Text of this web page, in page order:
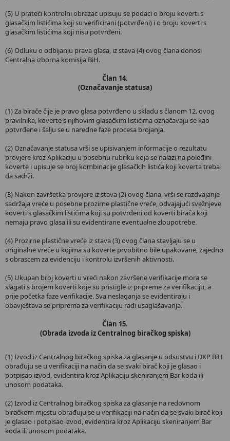
(5) U prateći kontrolni obrazac upisuju se podaci o broju koverti s
glasačkim listićima koji su verificirani (potvrđeni) i o broju koverti s
glasačkim listićima koji nisu potvrđeni.
(6) Odluku o odbijanju prava glasa, iz stava (4) ovog člana donosi
Centralna izborna komisija BiH.
Član 14.
(Označavanje statusa)
(1) Za birače čije je pravo glasa potvrđeno u skladu s članom 12. ovog
pravilnika, koverte s njihovim glasačkim listićima označavaju se kao
potvrđene i šalju se u naredne faze procesa brojanja.
(2) Označavanje statusa vrši se upisivanjem informacije o rezultatu
provjere kroz Aplikaciju u posebnu rubriku koja se nalazi na poleđini
koverte i upisuje se broj kombinacije glasačkih listića koji koverta treba
da sadrži.
(3) Nakon završetka provjere iz stava (2) ovog člana, vrši se razdvajanje
sadržaja vreće u posebne prozirne plastične vreće, odvajajući svežnjeve
koverti s glasačkim listićima koji su potvrđeni od koverti birača koji
nemaju pravo glasa ili su evidentirane eventualne zloupotrebe.
(4) Prozirne plastične vreće iz stava (3) ovog člana stavljaju se u
originalne vreće u kojima su koverte prvobitno bile upakovane, zajedno
s obrascem za evidenciju i kontrolu izvršenih aktivnosti.
(5) Ukupan broj koverti u vreći nakon završene verifikacije mora se
slagati s brojem koverti koje su pristigle iz pripreme za verifikaciju, a
prije početka faze verifikacije. Sva neslaganja se evidentiraju i
obavještava se priprema za verifikaciju radi usaglašavanja.
Član 15.
(Obrada izvoda iz Centralnog biračkog spiska)
(1) Izvod iz Centralnog biračkog spiska za glasanje u odsustvu i DKP BiH
obrađuju se u verifikaciji na način da se svaki birač koji je glasao i
potpisao izvod, evidentira kroz Aplikaciju skeniranjem Bar koda ili
unosom podataka.
(2) Izvod iz Centralnog biračkog spiska za glasanje na redovnom
biračkom mjestu obrađuju se u verifikaciji na način da se svaki birač koji
je glasao i potpisao izvod, evidentira kroz Aplikaciju skeniranjem Bar
koda ili unosom podataka.